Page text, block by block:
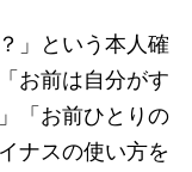
」という本人確
お前は自分がす
「お前ひとりの
ナスの使い方を